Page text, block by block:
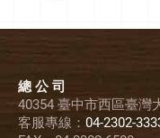
總 公 司
40354 臺中市西區臺灣
客服專線： 04-2302-